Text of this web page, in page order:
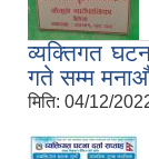
व्यक्तिगत
गते सम्म
मिति: 04/12/